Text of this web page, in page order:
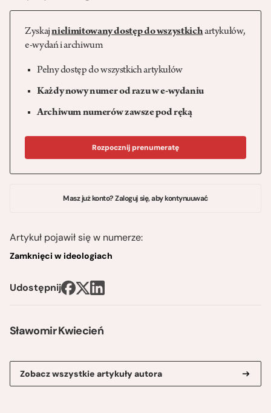
Sławomir Kwiecień
Zobacz wszystkie artykuły autora
Zyskajnielimitowany dostęp do wszystkichartykułów,
e-wydań i archiwum
Pełny dostęp do wszystkich artykułów
Każdy nowy numer od razu w e-wydaniu
Archiwum numerów zawsze pod ręką
Rozpocznij prenumeratę
Masz już konto? Zaloguj się, aby kontynuuwać
Artykuł pojawił się w numerze:
Zamknięci w ideologiach
Udostępnij